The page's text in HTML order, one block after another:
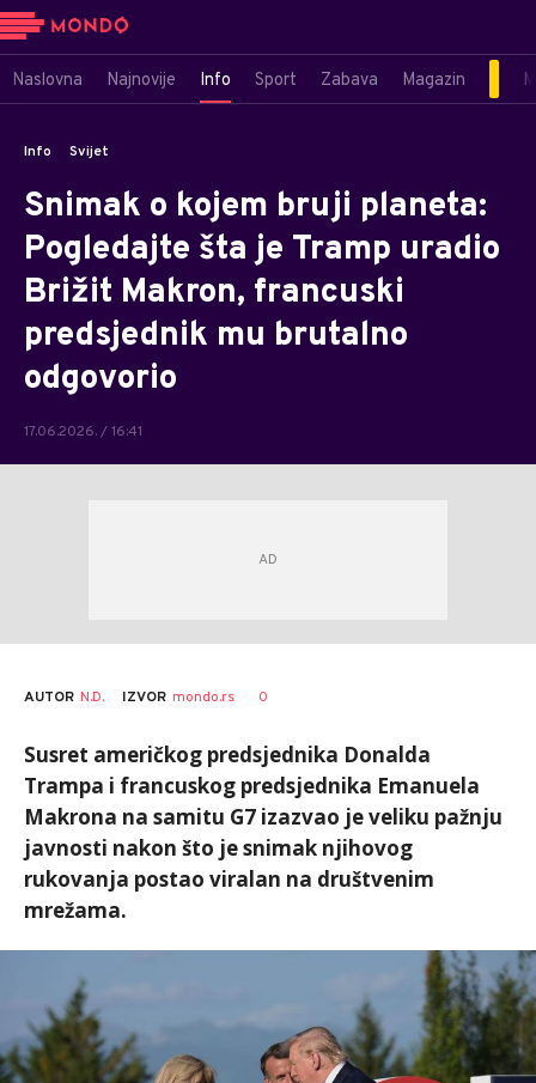
Naslovna Najnovije Info Sport Zabava Magazin
Info Svijet
Snimak o kojem bruji planeta:
Pogledajte šta je Tramp uradio
Brižit Makron, francuski
predsjednik mu brutalno
odgovorio
17.06.2026. / 16:41
AUTOR N.D. IZVOR mondo.rs 0
Susret američkog predsjednika Donalda
Trampa i francuskog predsjednika Emanuela
Makrona na samitu G7 izazvao je veliku pažnju
javnosti nakon što je snimak njihovog
rukovanja postao viralan na društvenim
mrežama.